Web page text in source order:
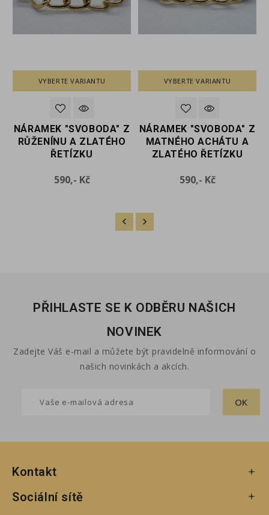
VYBERTE VARIANTU
NÁRAMEK "SVOBODA" Z
RŮŽENÍNU A ZLATÉHO
ŘETÍZKU
590,- KčCena
VYBERTE VARIANTU
NÁRAMEK "SVOBODA" Z
MATNÉHO ACHÁTU A
ZLATÉHO ŘETÍZKU
590,- KčCena
PŘIHLASTE SE K ODBĚRU NAŠICH
NOVINEK
Zadejte Váš e-mail a můžete být pravidelně informování o
našich novinkách a akcích.
Kontakt 
Sociální sítě 